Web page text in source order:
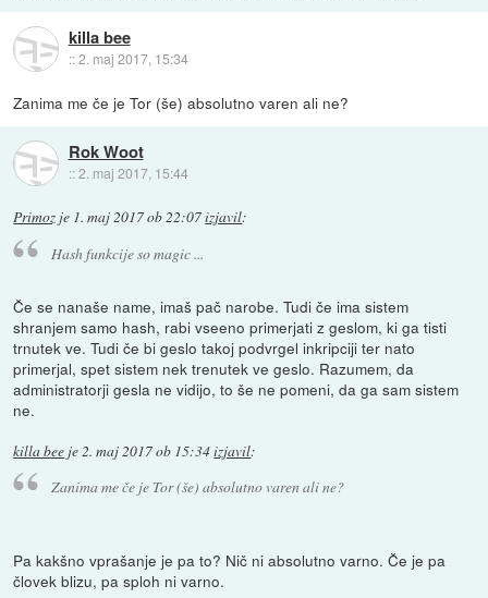
killa bee
::2. maj 2017, 15:34
Zanima me če je Tor (še) absolutno varen ali ne?
Rok Woot
::2. maj 2017, 15:44
Primoz je 1. maj 2017 ob 22:07izjavil:
Hash funkcije so magic ...
Če se nanaše name, imaš pač narobe. Tudi če ima sistem
shranjem samo hash, rabi vseeno primerjati z geslom, ki ga tisti
trnutek ve. Tudi če bi geslo takoj podvrgel inkripciji ter nato
primerjal, spet sistem nek trenutek ve geslo. Razumem, da
administratorji gesla ne vidijo, to še ne pomeni, da ga sam sistem
ne.
killa bee je 2. maj 2017 ob 15:34izjavil:
Zanima me če je Tor (še) absolutno varen ali ne?
Pa kakšno vprašanje je pa to? Nič ni absolutno varno. Če je pa
človek blizu, pa sploh ni varno.